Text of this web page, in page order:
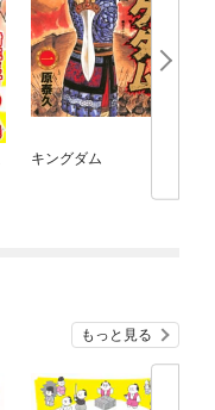
キングダム
もっと見る